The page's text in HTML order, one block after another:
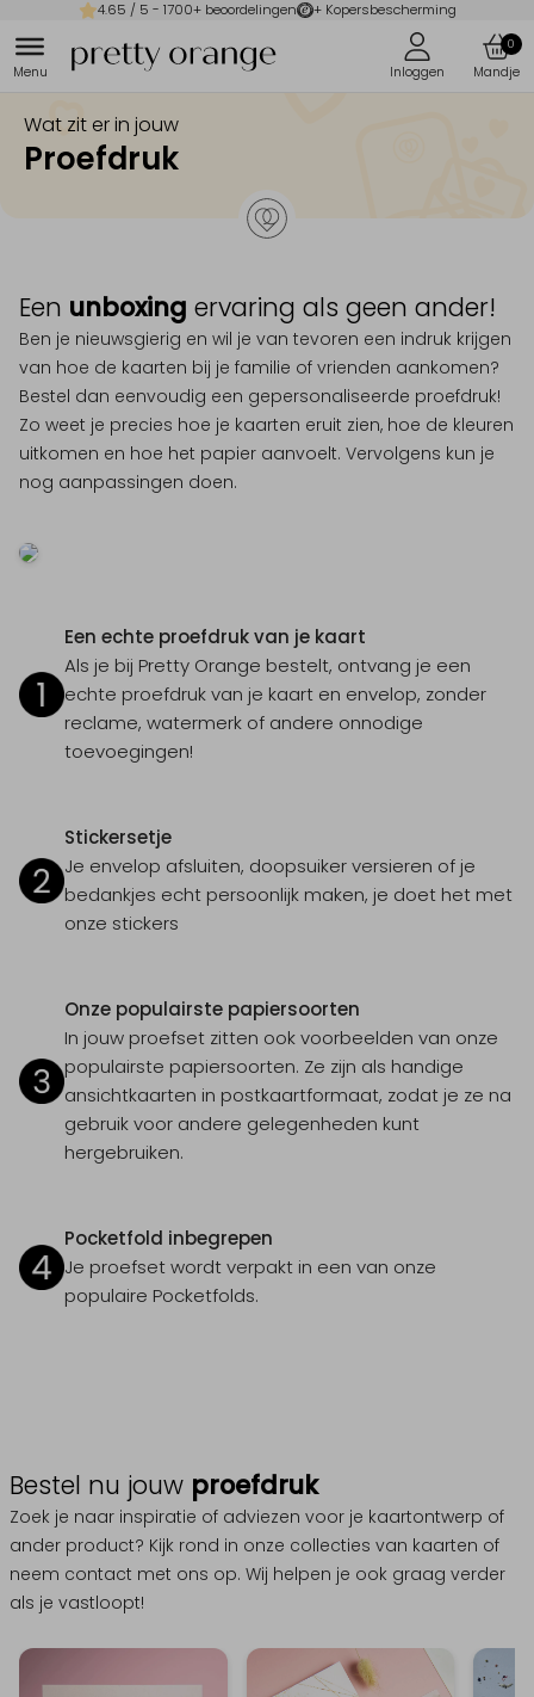
4.65 / 5 - 1700+ beoordelingen + Kopersbescherming
0
Wat zit er in jouw
Proefdruk
Een unboxing ervaring als geen ander!
Ben je nieuwsgierig en wil je van tevoren een indruk krijgen
van hoe de kaarten bij je familie of vrienden aankomen?
Bestel dan eenvoudig een gepersonaliseerde proefdruk!
Zo weet je precies hoe je kaarten eruit zien, hoe de kleuren
uitkomen en hoe het papier aanvoelt. Vervolgens kun je
nog aanpassingen doen.
Een echte proefdruk van je kaart
Als je bij Pretty Orange bestelt, ontvang je een
echte proefdruk van je kaart en envelop, zonder
reclame, watermerk of andere onnodige
toevoegingen!
Stickersetje
Je envelop afsluiten, doopsuiker versieren of je
bedankjes echt persoonlijk maken, je doet het met
onze stickers
Onze populairste papiersoorten
In jouw proefset zitten ook voorbeelden van onze
populairste papiersoorten. Ze zijn als handige
ansichtkaarten in postkaartformaat, zodat je ze na
gebruik voor andere gelegenheden kunt
hergebruiken.
Pocketfold inbegrepen
Je proefset wordt verpakt in een van onze
populaire Pocketfolds.
Bestel nu jouw proefdruk
Zoek je naar inspiratie of adviezen voor je kaartontwerp of
ander product? Kijk rond in onze collecties van kaarten of
neem contact met ons op. Wij helpen je ook graag verder
als je vastloopt!